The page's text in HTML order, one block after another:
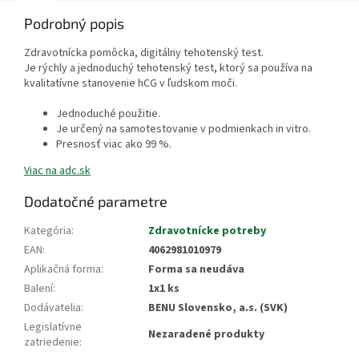
Podrobný popis
Zdravotnícka pomôcka, digitálny tehotenský test.
Je rýchly a jednoduchý tehotenský test, ktorý sa používa na
kvalitatívne stanovenie hCG v ľudskom moči.
Jednoduché použitie.
Je určený na samotestovanie v podmienkach in vitro.
Presnosť viac ako 99 %.
Viac na adc.sk
Dodatočné parametre
Kategória:
Zdravotnícke potreby
EAN:
4062981010979
Aplikačná forma:
Forma sa neudáva
Balení:
1x1 ks
Dodávatelia:
BENU Slovensko, a.s. (SVK)
Legislatívne
zatriedenie:
Nezaradené produkty